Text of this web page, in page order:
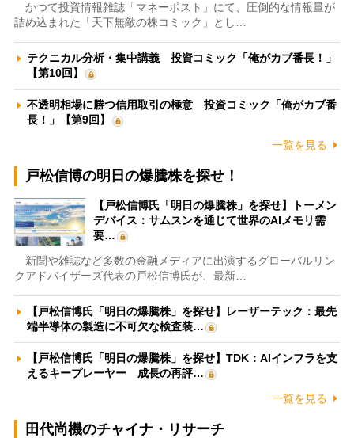
かつて投資情報雑誌「マネーポスト」にて、圧倒的な情報量が
詰め込まれた「天下無敵の株コミック」とし…
テクニカル分析・集中講義 投資コミック「俺がカブ番長！」
【第10回】
不透明相場に勝つ信用取引の極意 投資コミック「俺がカブ番
長！」【第9回】
一覧を見る
戸松信博の明日の爆騰株を探せ！
【戸松信博氏「明日の爆騰株」を探せ】トーメン
デバイス：サムスンを通じて世界のAIメモリ需
要…
新聞や雑誌など多数の金融メディアに出演するグローバルリン
クアドバイザーズ代表の戸松信博氏が、最新…
【戸松信博氏「明日の爆騰株」を探せ】レーザーテック：最先
端半導体の製造に不可欠な検査装…
【戸松信博氏「明日の爆騰株」を探せ】TDK：AIインフラを支
えるキープレーヤー 成長の再評…
一覧を見る
田代尚機のチャイナ・リサーチ